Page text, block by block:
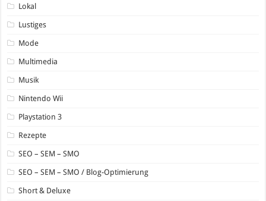
Lokal
Lustiges
Mode
Multimedia
Musik
Nintendo Wii
Playstation 3
Rezepte
SEO – SEM – SMO
SEO – SEM – SMO / Blog-Optimierung
Short & Deluxe